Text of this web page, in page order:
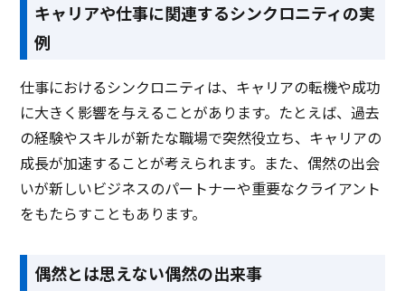
キャリアや仕事に関連するシンクロニティの実
例
仕事におけるシンクロニティは、キャリアの転機や成功
に大きく影響を与えることがあります。たとえば、過去
の経験やスキルが新たな職場で突然役立ち、キャリアの
成長が加速することが考えられます。また、偶然の出会
いが新しいビジネスのパートナーや重要なクライアント
をもたらすこともあります。
偶然とは思えない偶然の出来事